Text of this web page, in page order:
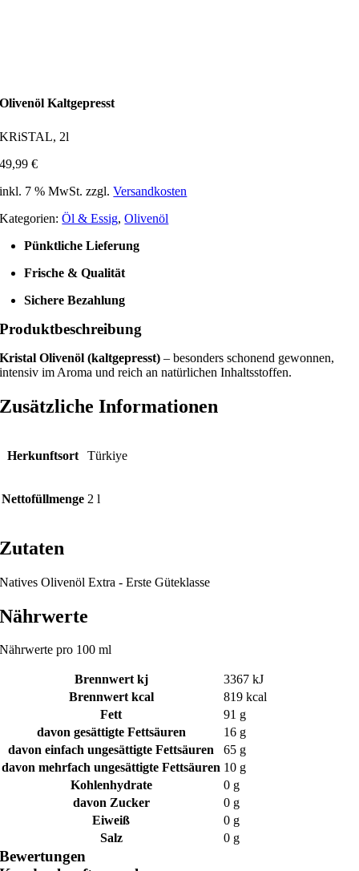
Olivenöl Kaltgepresst
KRiSTAL, 2l
49,99€
inkl. 7 % MwSt. zzgl.Versandkosten
Kategorien:Öl & Essig,Olivenöl
Pünktliche Lieferung
Frische & Qualität
Sichere Bezahlung
Produktbeschreibung
Kristal Olivenöl (kaltgepresst) – besonders schonend gewonnen,
intensiv im Aroma und reich an natürlichen Inhaltsstoffen.
Zusätzliche Informationen
Herkunftsort Türkiye
Nettofüllmenge 2 l
Zutaten
Natives Olivenöl Extra - Erste Güteklasse
Nährwerte
Nährwerte pro 100 ml
Brennwert kj 3367 kJ
Brennwert kcal
819 kcal
Fett
91 g
davon gesättigte Fettsäuren 16 g
davon einfach ungesättigte Fettsäuren 65 g
davon mehrfach ungesättigte Fettsäuren 10 g
Kohlenhydrate
0 g
davon Zucker 0 g
Eiweiß
0 g
Salz
0 g
Bewertungen